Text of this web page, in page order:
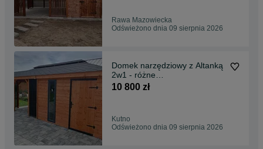
Rawa Mazowiecka
Odświeżono dnia 09 sierpnia 2026
Domek narzędziowy z Altanką
2w1 - różne
rozmiary/Altana/Wiata/Garaż
10 800 zł
Kutno
Odświeżono dnia 09 sierpnia 2026